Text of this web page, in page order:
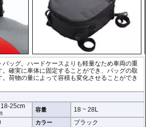
ッグ。ハードケースよりも軽量なため車両の重
確実に車体に固定することができ、バッグの取
荷物の量によって容積も変化させることができ
18-25cm
容量 18 ~ 28L
カラー ブラック